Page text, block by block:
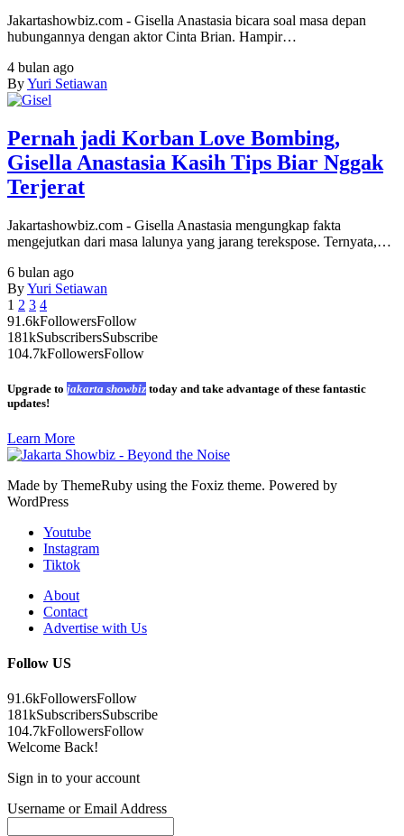
Jakartashowbiz.com - Gisella Anastasia bicara soal masa depan
hubungannya dengan aktor Cinta Brian. Hampir…
4 bulan ago
ByYuri Setiawan
Pernah jadi Korban Love Bombing,
Gisella Anastasia Kasih Tips Biar Nggak
Terjerat
Jakartashowbiz.com - Gisella Anastasia mengungkap fakta
mengejutkan dari masa lalunya yang jarang terekspose. Ternyata,…
6 bulan ago
ByYuri Setiawan
1 2 3 4
91.6kFollowersFollow
181kSubscribersSubscribe
104.7kFollowersFollow
Upgrade to jakarta showbiz today and take advantage of these fantastic
updates!
Learn More
Made by ThemeRuby using the Foxiz theme. Powered by
WordPress
Youtube
Instagram
Tiktok
About
Contact
Advertise with Us
Follow US
91.6kFollowersFollow
181kSubscribersSubscribe
104.7kFollowersFollow
Welcome Back!
Sign in to your account
Username or Email Address